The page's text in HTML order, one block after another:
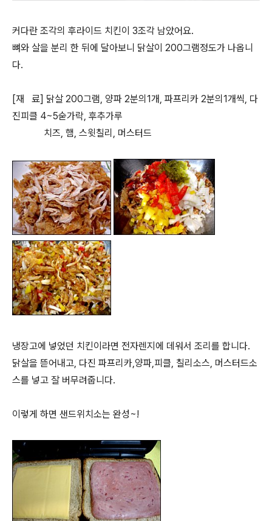
커다란 조각의 후라이드 치킨이 3조각 남았어요.
뼈와 살을 분리 한 뒤에 달아보니 닭살이 200그램정도가 나옵니
다.
[재 료] 닭살 200그램, 양파 2분의1개, 파프리카 2분의1개씩, 다
진피클 4~5숟가락, 후추가루
치즈, 햄, 스윗칠리, 머스터드
냉장고에 넣었던 치킨이라면 전자렌지에 데워서 조리를 합니다.
닭살을 뜯어내고, 다진 파프리카,양파,피클, 칠리소스, 머스터드소
스를 넣고 잘 버무려줍니다.
이렇게 하면 샌드위치소는 완성~!